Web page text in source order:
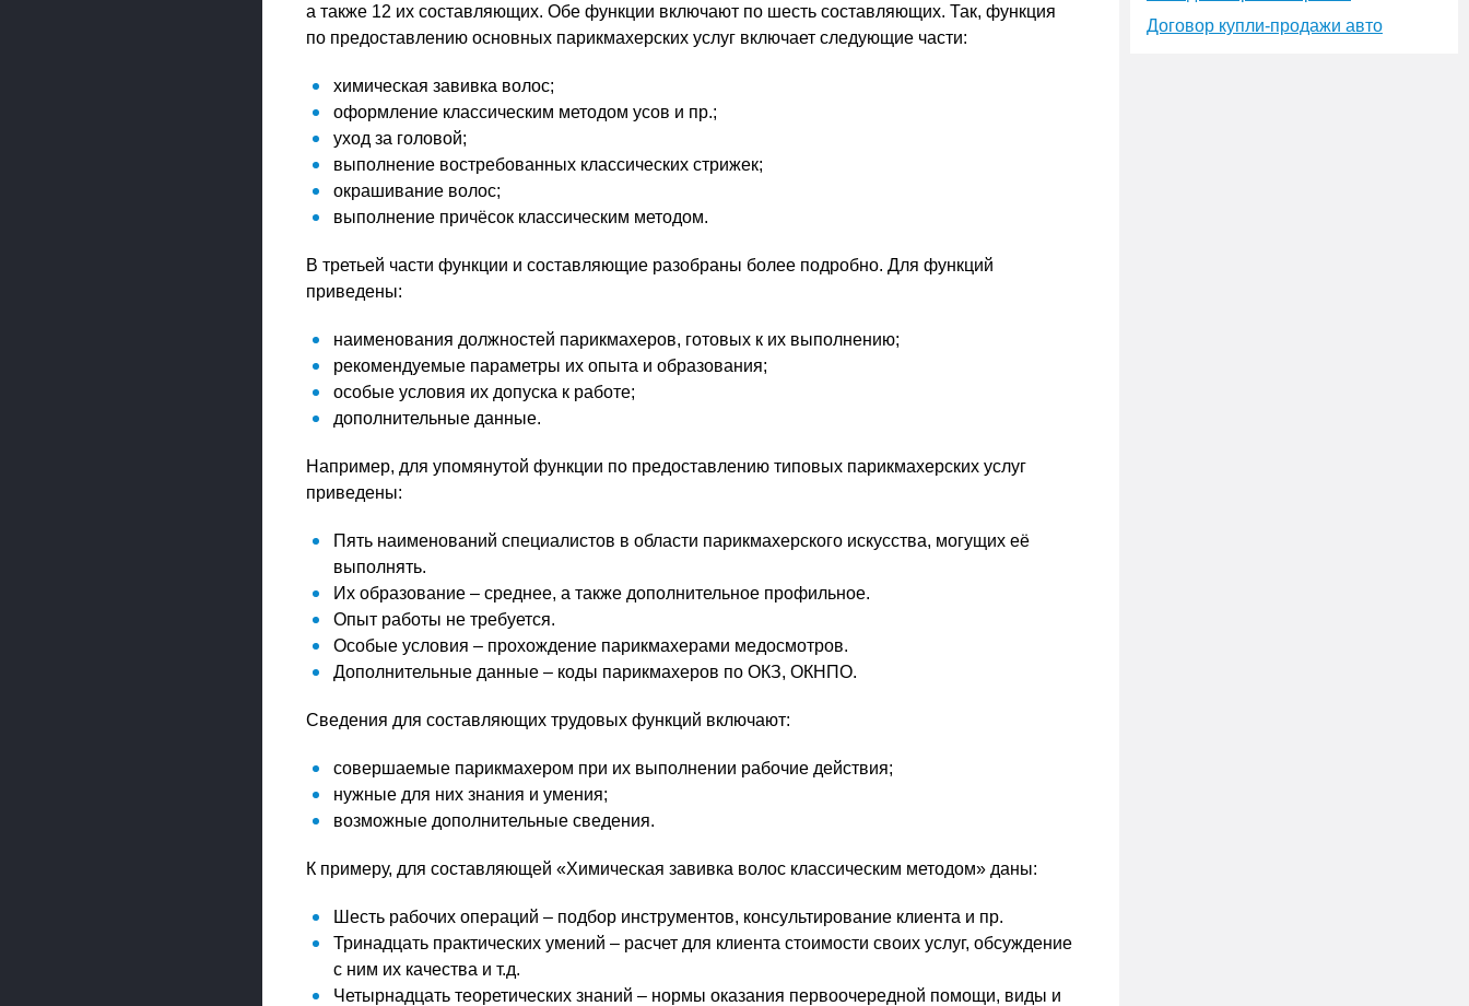
а также 12 их составляющих. Обе функции включают по шесть составляющих. Так, функция
по предоставлению основных парикмахерских услуг включает следующие части:
химическая завивка волос;
оформление классическим методом усов и пр.;
уход за головой;
выполнение востребованных классических стрижек;
окрашивание волос;
выполнение причёсок классическим методом.
В третьей части функции и составляющие разобраны более подробно. Для функций
приведены:
наименования должностей парикмахеров, готовых к их выполнению;
рекомендуемые параметры их опыта и образования;
особые условия их допуска к работе;
дополнительные данные.
Например, для упомянутой функции по предоставлению типовых парикмахерских услуг
приведены:
Пять наименований специалистов в области парикмахерского искусства, могущих её
выполнять.
Их образование – среднее, а также дополнительное профильное.
Опыт работы не требуется.
Особые условия – прохождение парикмахерами медосмотров.
Дополнительные данные – коды парикмахеров по ОКЗ, ОКНПО.
Сведения для составляющих трудовых функций включают:
совершаемые парикмахером при их выполнении рабочие действия;
нужные для них знания и умения;
возможные дополнительные сведения.
К примеру, для составляющей «Химическая завивка волос классическим методом» даны:
Шесть рабочих операций – подбор инструментов, консультирование клиента и пр.
Тринадцать практических умений – расчет для клиента стоимости своих услуг, обсуждение
с ним их качества и т.д.
Четырнадцать теоретических знаний – нормы оказания первоочередной помощи, виды и
Договор купли-продажи авто